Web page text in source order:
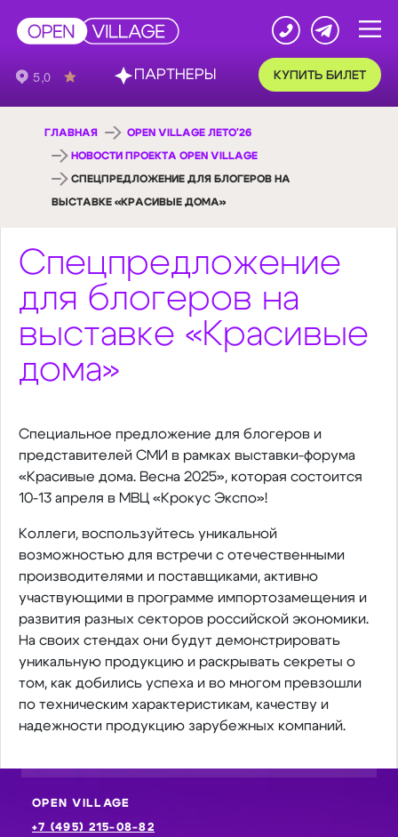
КУПИТЬ БИЛЕТ
ГЛАВНАЯ OPEN VILLAGE ЛЕТО'26
НОВОСТИ ПРОЕКТА OPEN VILLAGE
СПЕЦПРЕДЛОЖЕНИЕ ДЛЯ БЛОГЕРОВ НА
ВЫСТАВКЕ «КРАСИВЫЕ ДОМА»
Спецпредложение
для блогеров на
выставке «Красивые
дома»
Специальное предложение для блогеров и
представителей СМИ в рамках выставки-форума
«Красивые дома. Весна 2025», которая состоится
10-13 апреля в МВЦ «Крокус Экспо»!
Коллеги, воспользуйтесь уникальной
возможностью для встречи с отечественными
производителями и поставщиками, активно
участвующими в программе импортозамещения и
развития разных секторов российской экономики.
На своих стендах они будут демонстрировать
уникальную продукцию и раскрывать секреты о
том, как добились успеха и во многом превзошли
по техническим характеристикам, качеству и
надежности продукцию зарубежных компаний.
OPEN VILLAGE
+7 (495) 215-08-82